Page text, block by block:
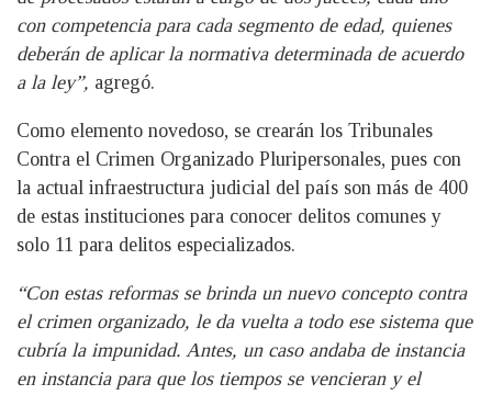
con competencia para cada segmento de edad, quienes
deberán de aplicar la normativa determinada de acuerdo
a la ley”, agregó.
Como elemento novedoso, se crearán los Tribunales
Contra el Crimen Organizado Pluripersonales, pues con
la actual infraestructura judicial del país son más de 400
de estas instituciones para conocer delitos comunes y
solo 11 para delitos especializados.
“Con estas reformas se brinda un nuevo concepto contra
el crimen organizado, le da vuelta a todo ese sistema que
cubría la impunidad. Antes, un caso andaba de instancia
en instancia para que los tiempos se vencieran y el